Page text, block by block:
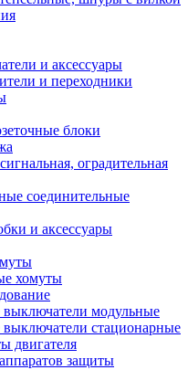
и аксессуары
и переходники
блоки
оградительная
соединительные
и аксессуары
хомуты
выключатели модульные
выключатели стационарные
двигателя
защиты